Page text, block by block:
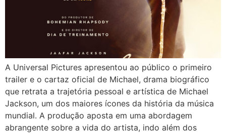
A Universal Pictures apresentou ao público o primeiro
trailer e o cartaz oficial de Michael, drama biográfico
que retrata a trajetória pessoal e artística de Michael
Jackson, um dos maiores ícones da história da música
mundial. A produção aposta em uma abordagem
abrangente sobre a vida do artista, indo além dos